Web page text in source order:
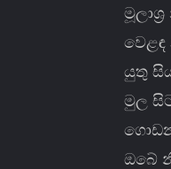
යුතු
මුල
ඔබේ